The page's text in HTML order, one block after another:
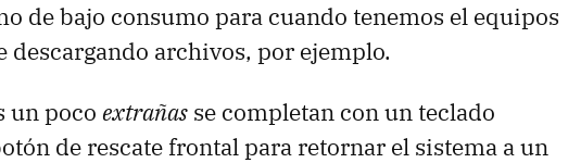
de bajo consumo para cuando tenemos el equipos
descargando archivos, por ejemplo.
un poco extrañas se completan con un teclado
de rescate frontal para retornar el sistema a un